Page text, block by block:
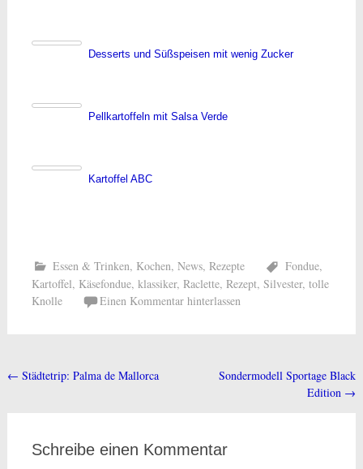
Desserts und Süßspeisen mit wenig Zucker
Pellkartoffeln mit Salsa Verde
Kartoffel ABC
Essen & Trinken, Kochen, News, Rezepte Fondue,
Kartoffel, Käsefondue, klassiker, Raclette, Rezept, Silvester, tolle
Knolle
Einen Kommentar hinterlassen
Beitragsnavigation
← Städtetrip: Palma de Mallorca
Sondermodell Sportage Black
Edition →
Schreibe einen Kommentar